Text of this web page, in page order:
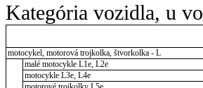
Kategória vozidla, u
motocykel, motorová trojkolka, štvorkolka - L
malé motocykle L1e, L2e
motocykle L3e, L4e